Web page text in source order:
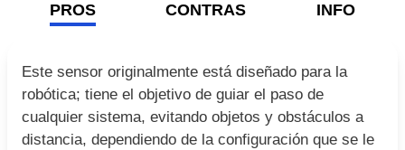
PROS CONTRAS INFO
Este sensor originalmente está diseñado para la
robótica; tiene el objetivo de guiar el paso de
cualquier sistema, evitando objetos y obstáculos a
distancia, dependiendo de la configuración que se le